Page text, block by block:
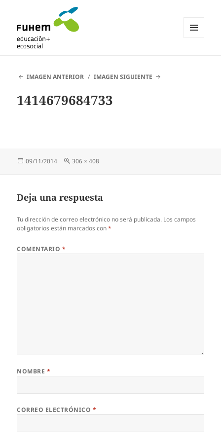
IMAGEN ANTERIOR IMAGEN SIGUIENTE
1414679684733
Publicado
09/11/2014
Tamaño
306 × 408
Deja una respuesta
Tu dirección de correo electrónico no será publicada. Los campos
obligatorios están marcados con*
COMENTARIO *
NOMBRE *
CORREO ELECTRÓNICO *